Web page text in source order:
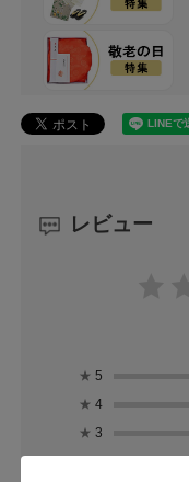
レビュー
★ 5
★ 4
★ 3